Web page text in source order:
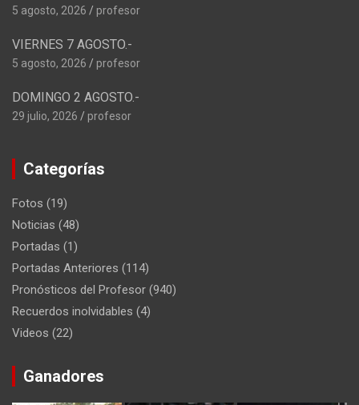
5 agosto, 2026 profesor
VIERNES 7 AGOSTO.-
5 agosto, 2026 profesor
DOMINGO 2 AGOSTO.-
29 julio, 2026 profesor
Categorías
Fotos (19)
Noticias (48)
Portadas (1)
Portadas Anteriores (114)
Pronósticos del Profesor (940)
Recuerdos inolvidables (4)
Videos (22)
Ganadores